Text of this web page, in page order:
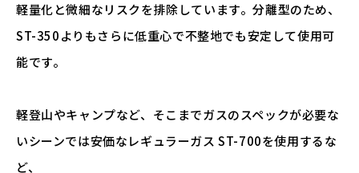
軽量化と微細なリスクを排除しています。分離型のため、
ST-350よりもさらに低重心で不整地でも安定して使用可
能です。
軽登山やキャンプなど、そこまでガスのスペックが必要な
いシーンでは安価なレギュラーガス ST-700を使用するな
ど、